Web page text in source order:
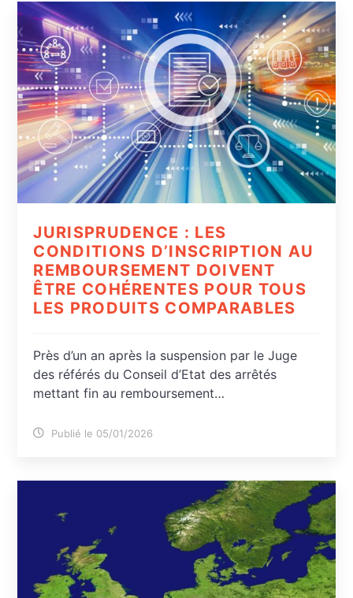
JURISPRUDENCE : LES
CONDITIONS D’INSCRIPTION AU
REMBOURSEMENT DOIVENT
ÊTRE COHÉRENTES POUR TOUS
LES PRODUITS COMPARABLES
Près d’un an après la suspension par le Juge
des référés du Conseil d’Etat des arrêtés
mettant fin au remboursement…
Publié le 05/01/2026